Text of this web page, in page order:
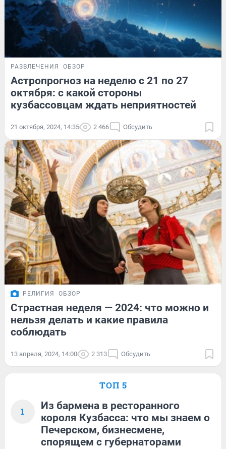
РАЗВЛЕЧЕНИЯ ОБЗОР
Астропрогноз на неделю с 21 по 27
октября: с какой стороны
кузбассовцам ждать неприятностей
21 октября, 2024, 14:35 2 466 Обсудить
РЕЛИГИЯ ОБЗОР
Страстная неделя — 2024: что можно и
нельзя делать и какие правила
соблюдать
13 апреля, 2024, 14:00 2 313 Обсудить
ТОП 5
1
Из бармена в ресторанного
короля Кузбасса: что мы знаем о
Печерском, бизнесмене,
спорящем с губернаторами